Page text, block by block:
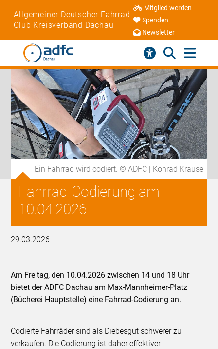
Allgemeiner Deutscher Fahrrad-
Club Kreisverband Dachau
Mitglied werden
Spenden
Newsletter
Ein Fahrrad wird codiert. © ADFC | Konrad Krause
Fahrrad-Codierung am
10.04.2026
29.03.2026
Am Freitag, den 10.04.2026 zwischen 14 und 18 Uhr
bietet der ADFC Dachau am Max-Mannheimer-Platz
(Bücherei Hauptstelle) eine Fahrrad-Codierung an.
Codierte Fahrräder sind als Diebesgut schwerer zu
verkaufen. Die Codierung ist daher effektiver